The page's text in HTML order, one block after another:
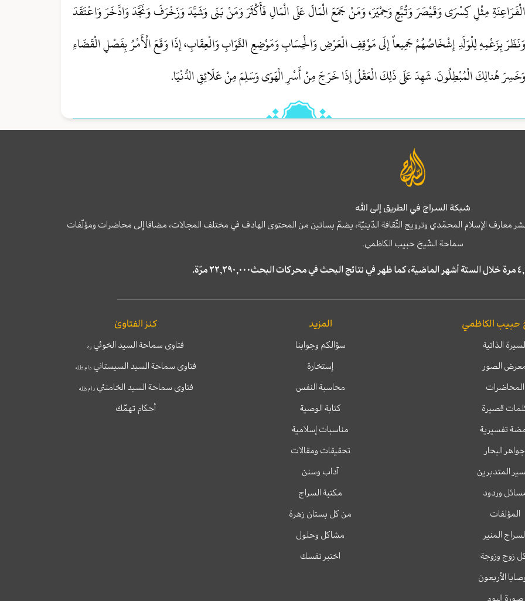
الْفَرَاعِنَةِ مِثْلِ كِسْرَى وَقَيْصَرَ وَتُبَّعٍ وَحِمْيَرَ، وَمَنْ جَمَعَ الْمَالَ عَلَى الْمَالِ فَأَكْثَرَ وَمَنْ بَنَى وَشَيَّدَ وَزَخْرَفَ وَنَجَّدَ وَادَّخَرَ وَاعْتَقَدَ
وَنَظَرَ بِزَعْمِهِ لِلْوَلَدِ إِشْخَاصُهُمْ جَمِيعاً إِلَى مَوْقِفِ الْعَرْضِ وَالْحِسَابِ وَمَوْضِعِ الثَّوَابِ وَالْعِقَابِ، إِذَا وَقَعَ الْأَمْرُ بِفَصْلِ الْقَضَاءِ
وَخَسِرَ هُنالِكَ الْمُبْطِلُونَ. شَهِدَ عَلَى ذَلِكَ الْعَقْلُ إِذَا خَرَجَ مِنْ أَسْرِ الْهَوَى وَسَلِمَ مِنْ عَلَائِقِ الدُّنْيَا.
شبكة السراج في الطريق إلى الله
معارف الإسلام المحمّدي وترويج الثّقافة الدّينيّة، يضمّ بساتين من المحتوى الهادف في مختلف المجالات، مضافا إلى محاضرات ومؤلّفات
سماحة الشّيخ حبيب الكاظمي.
حبيب الكاظمي
الذاتية
الصور
المحاضرات
قصيرة
تفسيرية
جواهر البحار
المتدبرين
وردود
المؤلفات
المنير
زوج وزوجة
الأربعون
صورة اليوم
المزيد
سؤالكم وجوابنا
إستخارة
محاسبة النفس
كتابة الوصية
مناسبات إسلامية
تحقيقات ومقالات
آداب وسنن
مكتبة السراج
من كل بستان زهرة
مشاكل وحلول
اختبر نفسك
كنز الفتاوىٰ
فتاوى سماحة السيد الخوئي ره
فتاوى سماحة السيد السيستاني دام ظله
فتاوى سماحة السيد الخامنئيدام ظله
أحكام تهمّك